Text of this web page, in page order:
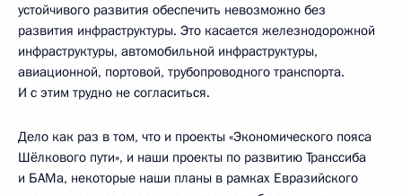
устойчивого развития обеспечить невозможно без
развития инфраструктуры. Это касается железнодорожной
инфраструктуры, автомобильной инфраструктуры,
авиационной, портовой, трубопроводного транспорта.
И с этим трудно не согласиться.
Дело как раз в том, что и проекты «Экономического пояса
Шёлкового пути», и наши проекты по развитию Транссиба
и БАМа, некоторые наши планы в рамках Евразийского